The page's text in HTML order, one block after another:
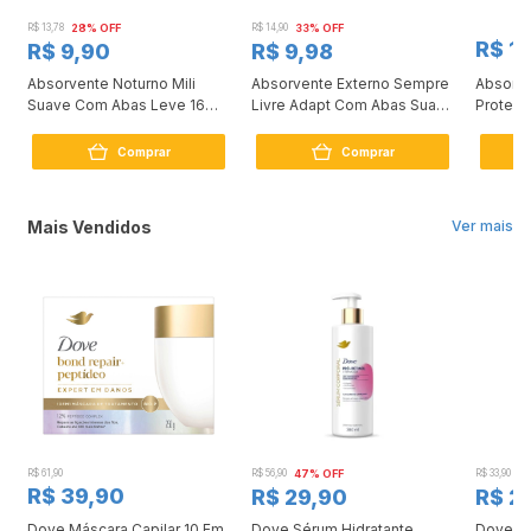
R$ 13,78 28% OFF
R$ 9,90
Absorvente Noturno Mili
Suave Com Abas Leve 16
Comprar
R$ 14,90 33% OFF
R$ 9,98
Absorvente Externo Sempre
Livre Adapt Com Abas Suave
Comprar
R$
Ver mais
Mais Vendidos
R$ 61,90
R$ 39,90
R$ 56,90 47% OFF
R$ 29,90
R$ 33,90
R$